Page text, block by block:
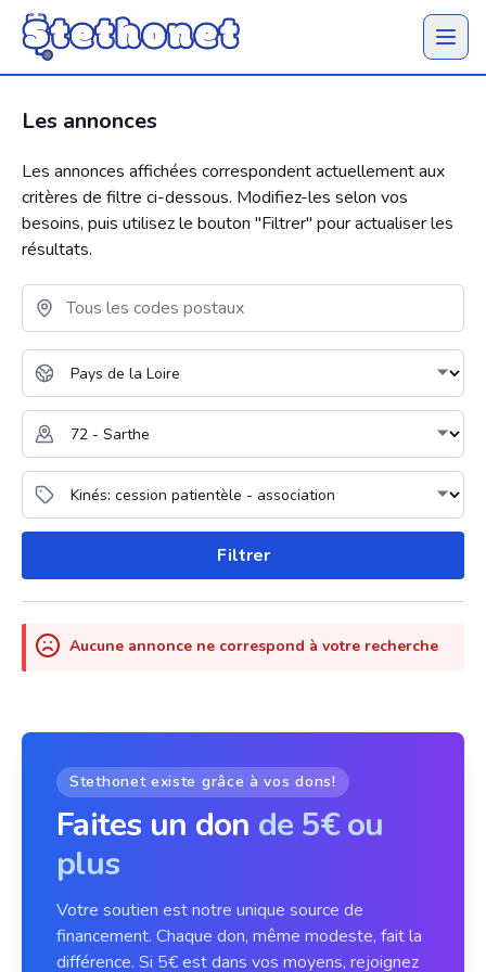
Ouvrir
Les annonces
Les annonces affichées correspondent actuellement aux
critères de filtre ci-dessous. Modifiez-les selon vos
besoins, puis utilisez le bouton "Filtrer" pour actualiser les
résultats.
Filtrer
Aucune annonce ne correspond à votre recherche
Stethonet existe grâce à vos dons!
Faites un don de 5€ ou
plus
Votre soutien est notre unique source de
financement. Chaque don, même modeste, fait la
différence. Si 5€ est dans vos moyens, rejoignez